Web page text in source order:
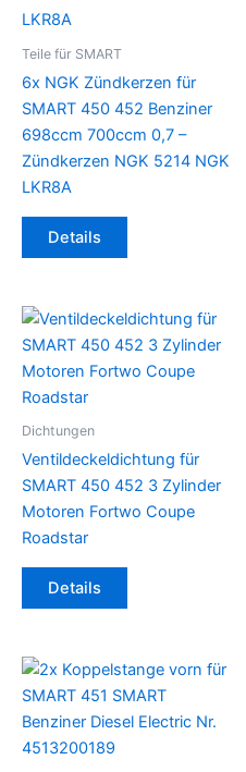
Teile für SMART
6x NGK Zündkerzen für
SMART 450 452 Benziner
698ccm 700ccm 0,7 –
Zündkerzen NGK 5214 NGK
LKR8A
Details
Dichtungen
Ventildeckeldichtung für
SMART 450 452 3 Zylinder
Motoren Fortwo Coupe
Roadstar
Details